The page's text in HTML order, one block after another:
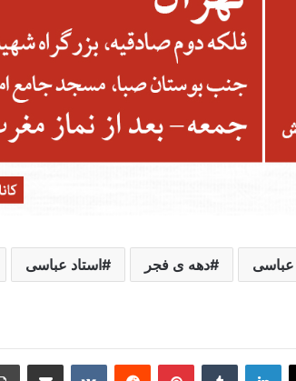
دهه ی فجر استاد عباسی
لینکدین ‫تامبلر ‫پین‌ترست‫رددیت ‫VKontakteاشتراک گذاری از طریق ایمیل